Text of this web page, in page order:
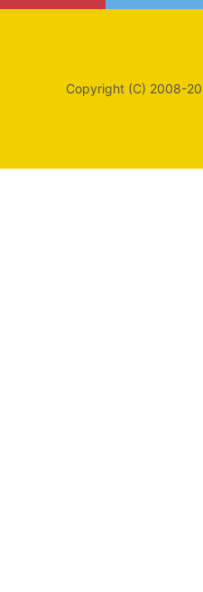
Copyright (C) 2008-